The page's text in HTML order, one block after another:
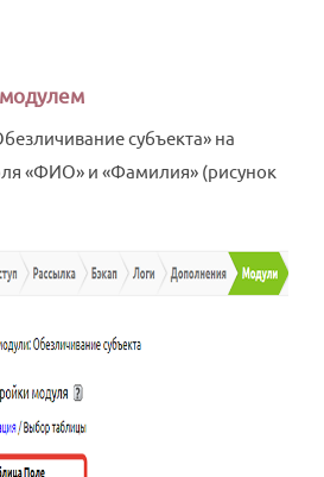
субъекта» на
«ФИО» и «Фамилия» (рисунок